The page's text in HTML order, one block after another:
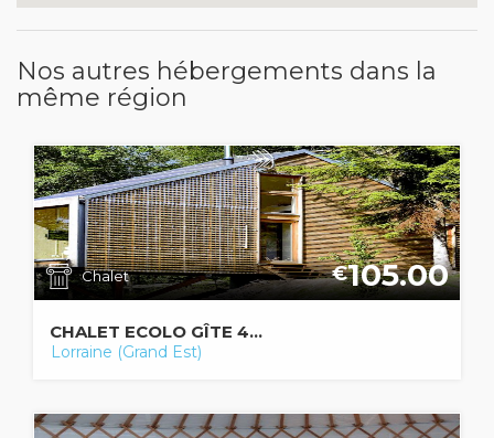
Nos autres hébergements dans la
même région
Chalet €105.00
CHALET ECOLO GÎTE 4...
Lorraine (Grand Est)